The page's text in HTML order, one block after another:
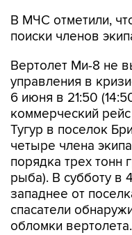
В МЧС отметили,
поиски членов
Вертолет Ми-8 не
управления в
6 июня в 21:50
коммерческий
Тугур в поселок
четыре члена
порядка трех тонн
рыба). В субботу в
западнее от
спасатели
обломки вертолета.